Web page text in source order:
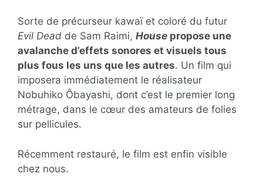
Sorte de précurseur kawaï et coloré du futur
Evil Dead de Sam Raimi, House propose une
avalanche d’effets sonores et visuels tous
plus fous les uns que les autres. Un film qui
imposera immédiatement le réalisateur
Nobuhiko Ôbayashi, dont c’est le premier long
métrage, dans le cœur des amateurs de folies
sur pellicules.
Récemment restauré, le film est enfin visible
chez nous.